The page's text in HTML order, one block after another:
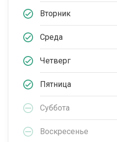
Вторник
Среда
Четверг
Пятница
Суббота
Воскресенье